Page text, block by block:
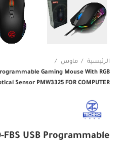
الرئيسية
ماوس
Gaming Mouse With RGB
Sensor PMW3325 FOR COMPUTER
FBS USB Programmable